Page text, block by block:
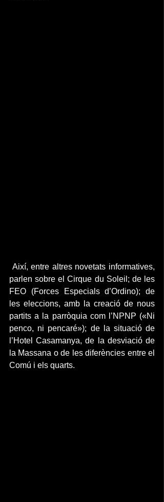
parlen sobre el Cirque du Soleil; de les
FEO (Forces Especials d’Ordino); de
les eleccions, amb la creació de nous
partits a la parròquia com l’NPNP («Ni
penco, ni pencaré»); de la situació de
l’Hotel Casamanya, de la desviació de
la Massana o de les diferències entre el
Comú i els quarts.